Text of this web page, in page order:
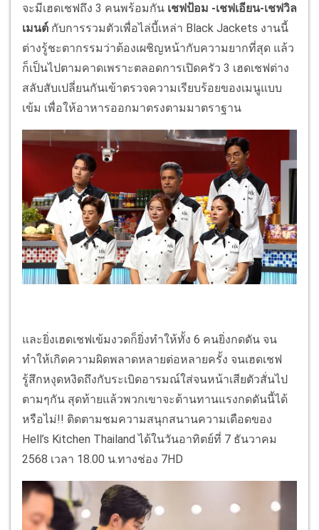
จะมีเฮดเชฟถึง 3 คนพร้อมกัน เชฟป้อม -เชฟเอียน-เชฟวิล
เมนต์ กับการรวมตัวเพื่อไล่บี้เหล่า Black Jackets งานนี้
ต่างรู้ชะตากรรมว่าต้องเผชิญหน้ากับความยากที่สุด แล้ว
ก็เป็นไปตามคาดเพราะตลอดการเปิดครัว 3 เฮดเชฟต่าง
สลับสับเปลี่ยนกันเข้าตรวจความเรียบร้อยของเมนูแบบ
เข้ม เพื่อให้อาหารออกมาตรงตามมาตราฐาน
และยิ่งเฮดเชฟเข้มงวดก็ยิ่งทำให้ทั้ง 6 คนยิ่งกดดัน จน
ทำให้เกิดความผิดพลาดหลายต่อหลายครั้ง จนเฮดเชฟ
รู้สึกหงุดหงิดถึงกับระเบิดอารมณ์ใส่จนหน้าเสียตัวสั่นไป
ตามๆกัน สุดท้ายแล้วพวกเขาจะต้านทานแรงกดดันนี้ได้
หรือไม่!! ติดตามชมความสนุกสนานความเดือดของ
Hell’s Kitchen Thailand ได้ในวันอาทิตย์ที่ 7 ธันวาคม
2568 เวลา 18.00 น.ทางช่อง 7HD